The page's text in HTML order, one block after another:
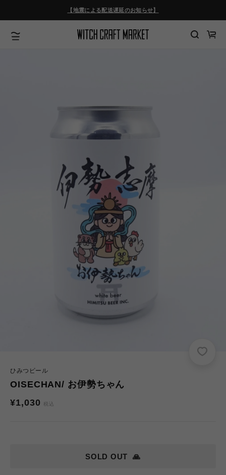
進
む
【地震による配送遅延のお知らせ】
カ
ひみつビール
OISECHAN/ お伊勢ちゃん
通
¥1,030 税込
🙏
SOLD OUT